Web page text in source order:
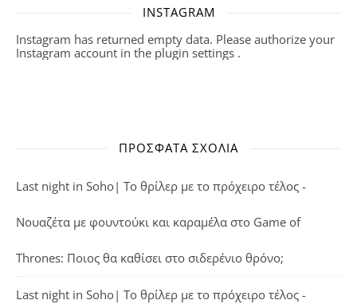
INSTAGRAM
Instagram has returned empty data. Please authorize your
Instagram account in the plugin settings .
ΠΡΌΣΦΑΤΑ ΣΧΌΛΙΑ
Last night in Soho| Το θρίλερ με το πρόχειρο τέλος -
Νουαζέτα με φουντούκι και καραμέλα στο Game of
Thrones: Ποιος θα καθίσει στο σιδερένιο θρόνο;
Last night in Soho| Το θρίλερ με το πρόχειρο τέλος -